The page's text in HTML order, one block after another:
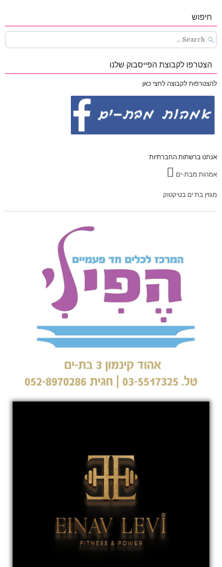
חיפוש
Search
for:
הצטרפו לקבוצת הפייסבוק שלנו
להצטרפות לקבוצה לחצי כאן
אנחנו ברשתות החברתיות
אמהות מבת-ים
מגזין בת ים בטיקטוק